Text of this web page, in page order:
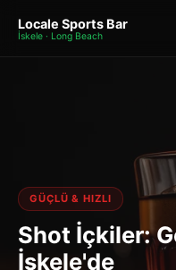
Locale Sports Bar
İskele · Long Beach
GÜÇLÜ & HIZLI
Shot İçkiler:
İskele'de